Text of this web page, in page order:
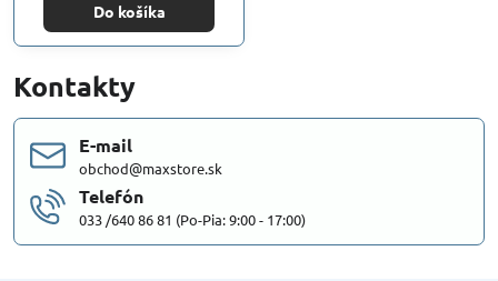
Do košíka
Kontakty
E-mail
obchod@maxstore.sk
Telefón
033 /640 86 81 (Po-Pia: 9:00 - 17:00)